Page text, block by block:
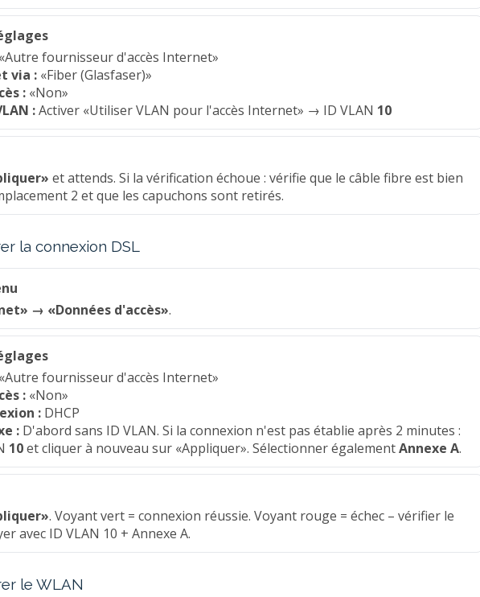
«Autre fournisseur d'accès Internet»
via : «Fiber (Glasfaser)»
: «Non»
:Activer «Utiliser VLAN pour l'accès Internet» → ID VLAN 10
et attends. Si la vérification échoue : vérifie que le câble fibre est bien
2 et que les capuchons sont retirés.
la connexion DSL
→ «Données d'accès».
«Autre fournisseur d'accès Internet»
: «Non»
: DHCP
: D'abord sans ID VLAN. Si la connexion n'est pas établie après 2 minutes :
10et cliquer à nouveau sur «Appliquer». Sélectionner égalementAnnexe A.
. Voyant vert = connexion réussie. Voyant rouge = échec – vérifier le
avec ID VLAN 10 + Annexe A.
le WLAN